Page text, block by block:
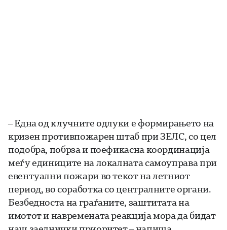
– Една од клучните одлуки е формирањето на
кризен противпожарен штаб при ЗЕЛС, со цел
подобра, побрза и поефикасна координација
меѓу единиците на локалната самоуправа при
евентуални пожари во текот на летниот
период, во соработка со централните органи.
Безбедноста на граѓаните, заштитата на
имотот и навремената реакција мора да бидат